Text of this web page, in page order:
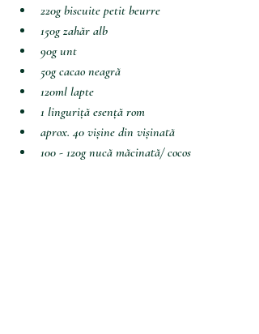
220g biscuite petit beurre
150g zahăr alb
90g unt
50g cacao neagră
120ml lapte
1 linguriță esență rom
aprox. 40 vișine din vișinată
100 - 120g nucă măcinată/ cocos